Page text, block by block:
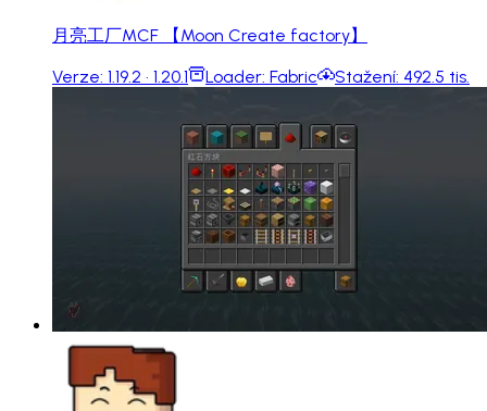
月亮工厂MCF 【Moon Create factory】
Verze: 1.19.2 · 1.20.1 Loader: Fabric Stažení: 492.5 tis.